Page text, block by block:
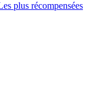
plus récompensées